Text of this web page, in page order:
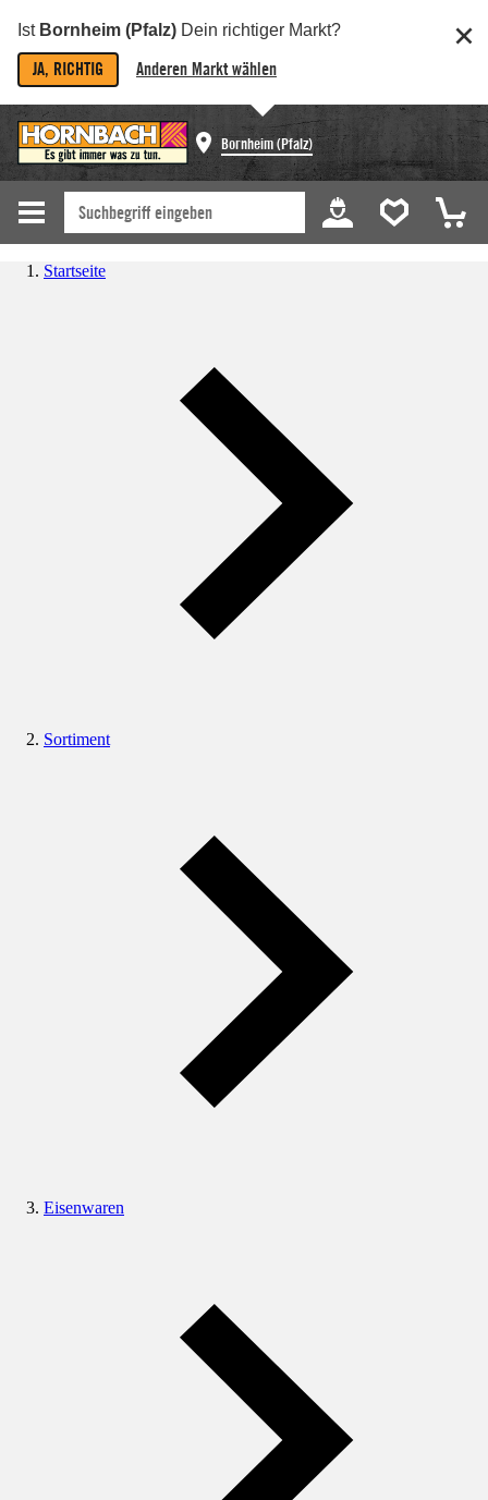
Ist Bornheim (Pfalz) Dein richtiger Markt?
JA, RICHTIG Anderen Markt wählen
Bornheim (Pfalz)
Startseite
Sortiment
Eisenwaren